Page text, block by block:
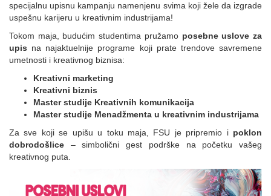
specijalnu upisnu kampanju namenjenu svima koji žele da izgrade
uspešnu karijeru u kreativnim industrijama!
Tokom maja, budućim studentima pružamo posebne uslove za
upis na najaktuelnije programe koji prate trendove savremene
umetnosti i kreativnog biznisa:
Kreativni marketing
Kreativni biznis
Master studije Kreativnih komunikacija
Master studije Menadžmenta u kreativnim industrijama
Za sve koji se upišu u toku maja, FSU je pripremio i poklon
dobrodošlice – simbolični gest podrške na početku vašeg
kreativnog puta.